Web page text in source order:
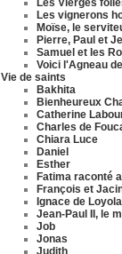
Les vignerons
Moïse, le
Pierre, Paul et
Samuel et les
Voici l'Agneau
Vie de saints
Bakhita
Bienheureux
Catherine
Charles de
Chiara Luce
Daniel
Esther
Fatima raconté
François et
Ignace de
Jean-Paul II, le
Job
Jonas
Judith